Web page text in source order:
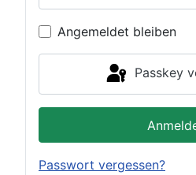
Angemeldet bleiben
Passkey
Passwort vergessen?